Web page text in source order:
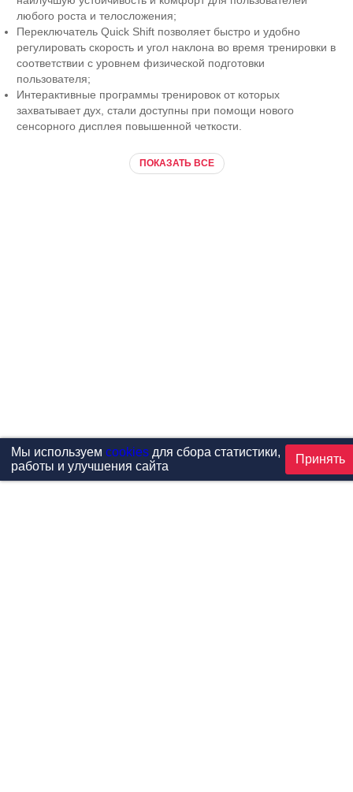
любого роста и телосложения;
Переключатель Quick Shift позволяет быстро и удобно
регулировать скорость и угол наклона во время тренировки в
соответствии с уровнем физической подготовки
пользователя;
Интерактивные программы тренировок от которых
захватывает дух, стали доступны при помощи нового
сенсорного дисплея повышенной четкости.
ПОКАЗАТЬ ВСЕ
Мы используем cookiesдля сбора статистики,
работы и улучшения сайта
Принять